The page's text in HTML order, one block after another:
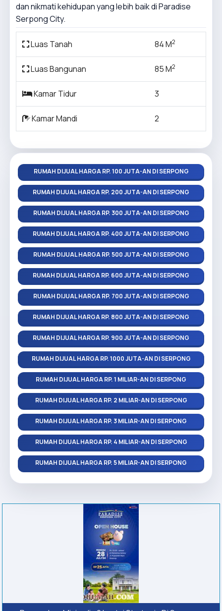
dan nikmati kehidupan yang lebih baik di Paradise
Serpong City.
Luas Tanah 84 M2
Luas Bangunan 85 M2
Kamar Tidur 3
Kamar Mandi 2
RUMAH DIJUAL HARGA RP. 100 JUTA-AN DI SERPONG
RUMAH DIJUAL HARGA RP. 200 JUTA-AN DI SERPONG
RUMAH DIJUAL HARGA RP. 300 JUTA-AN DI SERPONG
RUMAH DIJUAL HARGA RP. 400 JUTA-AN DI SERPONG
RUMAH DIJUAL HARGA RP. 500 JUTA-AN DI SERPONG
RUMAH DIJUAL HARGA RP. 600 JUTA-AN DI SERPONG
RUMAH DIJUAL HARGA RP. 700 JUTA-AN DI SERPONG
RUMAH DIJUAL HARGA RP. 800 JUTA-AN DI SERPONG
RUMAH DIJUAL HARGA RP. 900 JUTA-AN DI SERPONG
RUMAH DIJUAL HARGA RP. 1000 JUTA-AN DI SERPONG
RUMAH DIJUAL HARGA RP. 1 MILIAR-AN DI SERPONG
RUMAH DIJUAL HARGA RP. 2 MILIAR-AN DI SERPONG
RUMAH DIJUAL HARGA RP. 3 MILIAR-AN DI SERPONG
RUMAH DIJUAL HARGA RP. 4 MILIAR-AN DI SERPONG
RUMAH DIJUAL HARGA RP. 5 MILIAR-AN DI SERPONG